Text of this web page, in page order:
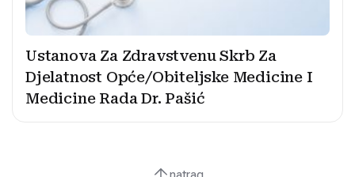
Ustanova Za Zdravstvenu Skrb Za
Djelatnost Opće/Obiteljske Medicine I
Medicine Rada Dr. Pašić